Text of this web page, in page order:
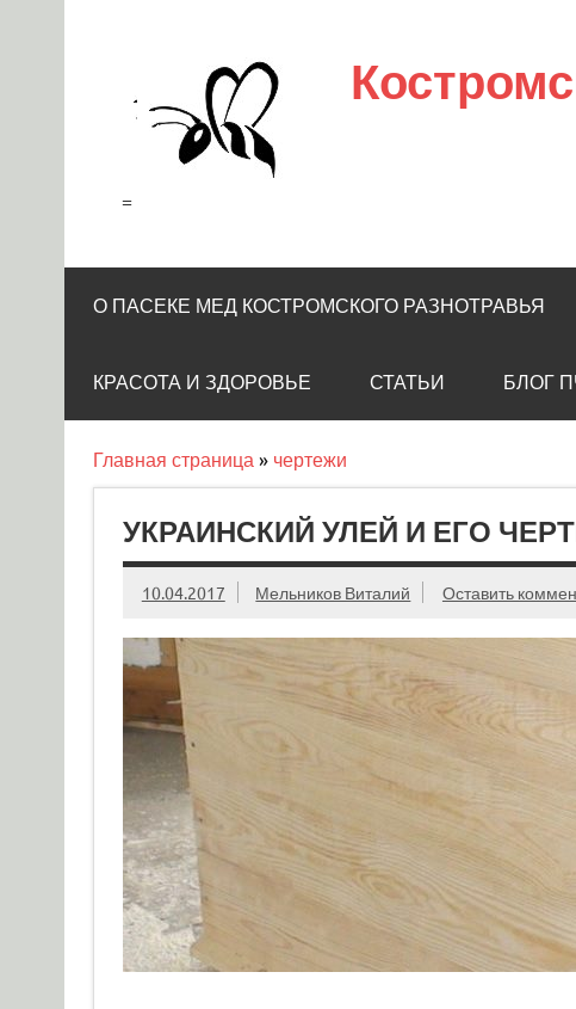
=
О ПАСЕКЕ МЕД КОСТРОМСКОГО РАЗНОТРАВЬЯ
КРАСОТА И ЗДОРОВЬЕ СТАТЬИ БЛОГ
Главная страница » чертежи
УКРАИНСКИЙ УЛЕЙ И ЕГО
10.04.2017 Мельников Виталий Оставить